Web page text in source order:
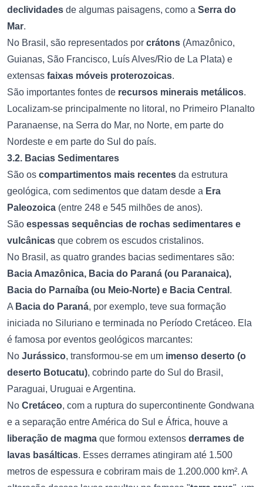
declividades de algumas paisagens, como a Serra do
Mar.
No Brasil, são representados por crátons (Amazônico,
Guianas, São Francisco, Luís Alves/Rio de La Plata) e
extensas faixas móveis proterozoicas.
São importantes fontes de recursos minerais metálicos.
Localizam-se principalmente no litoral, no Primeiro Planalto
Paranaense, na Serra do Mar, no Norte, em parte do
Nordeste e em parte do Sul do país.
3.2. Bacias Sedimentares
São os compartimentos mais recentes da estrutura
geológica, com sedimentos que datam desde a Era
Paleozoica (entre 248 e 545 milhões de anos).
São espessas sequências de rochas sedimentares e
vulcânicas que cobrem os escudos cristalinos.
No Brasil, as quatro grandes bacias sedimentares são:
Bacia Amazônica, Bacia do Paraná (ou Paranaica),
Bacia do Parnaíba (ou Meio-Norte) e Bacia Central .
A Bacia do Paraná, por exemplo, teve sua formação
iniciada no Siluriano e terminada no Período Cretáceo. Ela
é famosa por eventos geológicos marcantes:
No Jurássico, transformou-se em um imenso deserto (o
deserto Botucatu), cobrindo parte do Sul do Brasil,
Paraguai, Uruguai e Argentina.
No Cretáceo, com a ruptura do supercontinente Gondwana
e a separação entre América do Sul e África, houve a
liberação de magma que formou extensos derrames de
lavas basálticas. Esses derrames atingiram até 1.500
metros de espessura e cobriram mais de 1.200.000 km². A